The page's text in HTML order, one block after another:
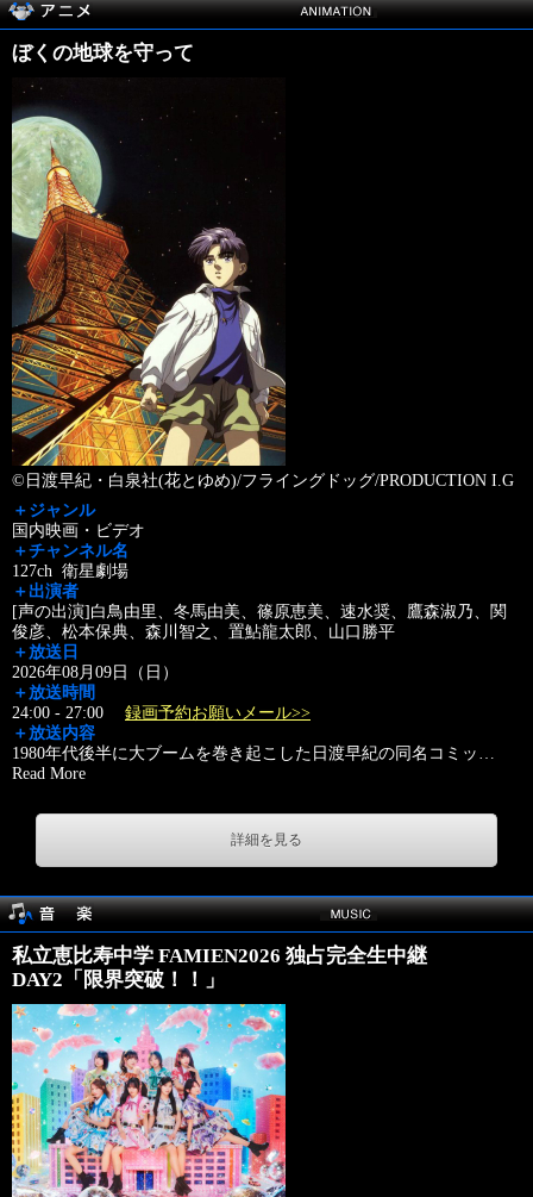
ぼくの地球を守って
©日渡早紀・白泉社(花とゆめ)/フライングドッグ/PRODUCTION I.G
＋ジャンル
国内映画・ビデオ
＋チャンネル名
127ch 衛星劇場
＋出演者
[声の出演]白鳥由里、冬馬由美、篠原恵美、速水奨、鷹森淑乃、関
俊彦、松本保典、森川智之、置鮎龍太郎、山口勝平
＋放送日
2026年08月09日（日）
＋放送時間
24:00 - 27:00 録画予約お願いメール>>
＋放送内容
1980年代後半に大ブームを巻き起こした日渡早紀の同名コミッ …
Read More
詳細を見る
私立恵比寿中学 FAMIEN2026 独占完全生中継
DAY2「限界突破！！」